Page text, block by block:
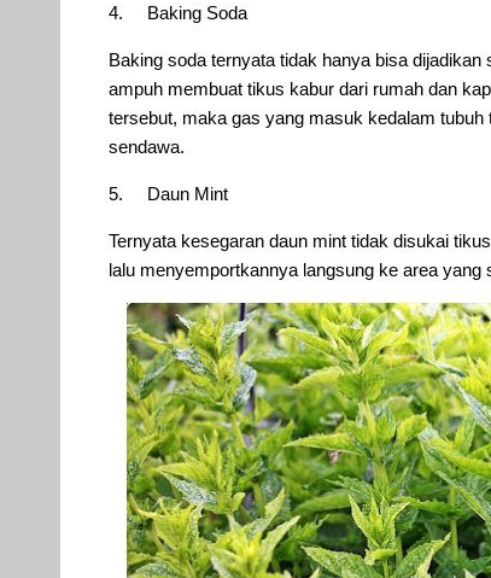
4. Baking Soda
Baking soda ternyata tidak hanya bisa
ampuh membuat tikus kabur dari rumah dan
tersebut, maka gas yang masuk kedalam
sendawa.
5. Daun Mint
Ternyata kesegaran daun mint tidak disukai
lalu menyemportkannya langsung ke area yang